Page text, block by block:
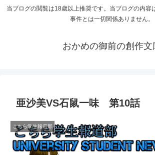
当ブログの閲覧は18歳以上推奨です。当ブログの内容
事件とは一切関係ありません。
おかめの御前の創作文
亜沙美VS石鼠一味 第10話
こちら学生報道部